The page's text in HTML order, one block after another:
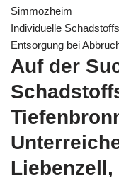
Simmozheim
Individuelle
Entsorgung bei
Auf der
Liebenzell,